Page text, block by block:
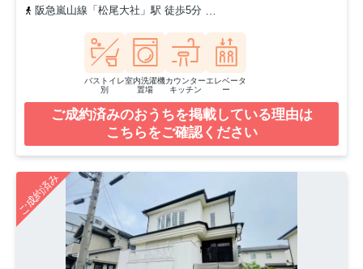
阪急嵐山線「松尾大社」駅 徒歩5分
バストイレ
別
室内洗濯機
置場
カウンター
キッチン
エレベータ
ー
ご成約済みのおうちを掲載している理由は
こちらをご確認ください
ご成約済み